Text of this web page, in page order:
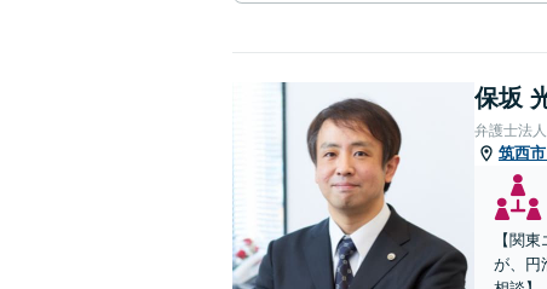
保坂
弁護士法
筑西市
【関
が、円